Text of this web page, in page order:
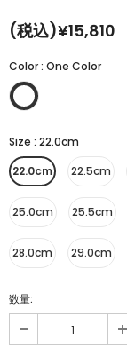
(税込)¥15,810
Color: One Color
Size : 22.0cm
22.0cm
22.5cm
25.0cm 25.5cm
28.0cm 29.0cm
数量: